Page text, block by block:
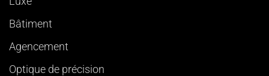
Bâtiment
Agencement
Optique de précision